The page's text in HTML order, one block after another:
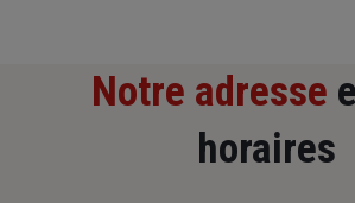
Notre adresse
horaires